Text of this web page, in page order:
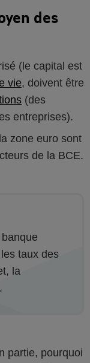
des
(le capital est
vie, doivent être
(des
entreprises).
zone euro sont
de la BCE.
taux des
la
partie, pourquoi